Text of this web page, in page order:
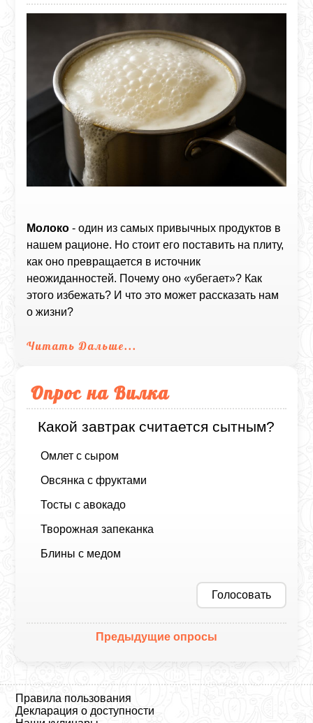
Молоко - один из самых привычных продуктов в
нашем рационе. Но стоит его поставить на плиту,
как оно превращается в источник
неожиданностей. Почему оно «убегает»? Как
этого избежать? И что это может рассказать нам
о жизни?
Читать Дальше...
Опрос на Вилка
Какой завтрак считается сытным?
Омлет с сыром
Овсянка с фруктами
Тосты с авокадо
Творожная запеканка
Блины с медом
Голосовать
Предыдущие опросы
Правила пользования
Декларация о доступности